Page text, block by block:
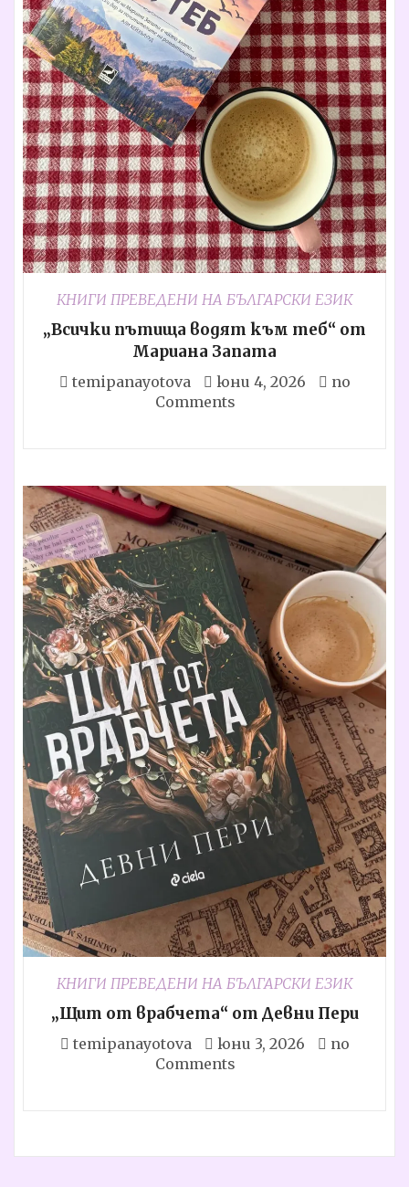
КНИГИ ПРЕВЕДЕНИ НА БЪЛГАРСКИ ЕЗИК
„Всички пътища водят към теб“ от
Мариана Запата
temipanayotova юни 4, 2026
no
Comments
КНИГИ ПРЕВЕДЕНИ НА БЪЛГАРСКИ ЕЗИК
„Щит от врабчета“ от Девни Пери
temipanayotova юни 3, 2026
no
Comments